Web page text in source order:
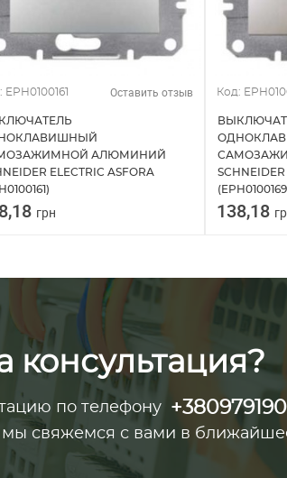
EPH0100161 Оставить отзыв
АЛЮМИНИЙ
ELECTRIC ASFORA
грн
Код:
SCHNEIDER
138,18
консультация?
по телефону
мы свяжемся с вами в